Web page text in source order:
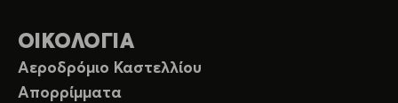
ΟΙΚΟΛΟΓΙΑ
Αεροδρόμιο Καστελλίου
Απορρίμματα